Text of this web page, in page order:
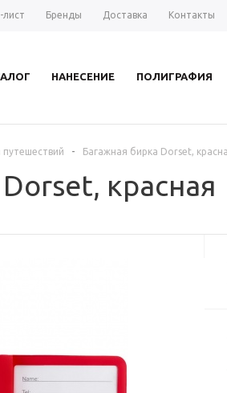
лист Бренды Доставка Контакты
НАНЕСЕНИЕ ПОЛИГРАФИЯ
- Багажная бирка Dorset,
красная